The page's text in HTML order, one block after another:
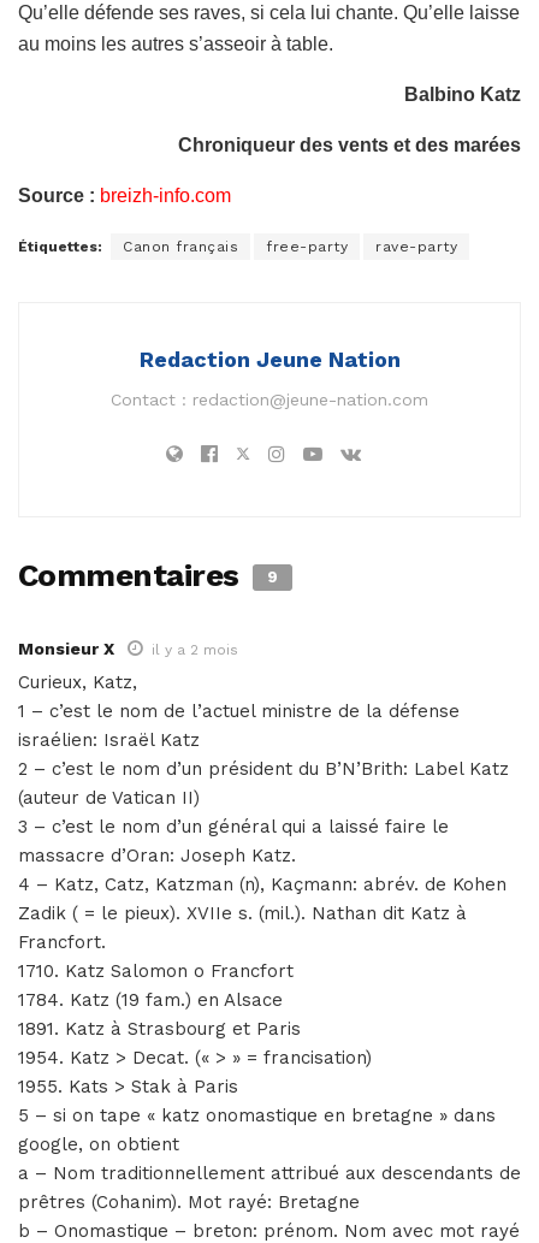
Qu’elle défende ses raves, si cela lui chante. Qu’elle laisse
au moins les autres s’asseoir à table.
Balbino Katz
Chroniqueur des vents et des marées
Source : breizh-info.com
Étiquettes: Canon français free-party rave-party
Redaction Jeune Nation
Contact : redaction@jeune-nation.com
Commentaires 9
Monsieur X il y a 2 mois
Curieux, Katz,
1 – c’est le nom de l’actuel ministre de la défense
israélien: Israël Katz
2 – c’est le nom d’un président du B’N’Brith: Label Katz
(auteur de Vatican II)
3 – c’est le nom d’un général qui a laissé faire le
massacre d’Oran: Joseph Katz.
4 – Katz, Catz, Katzman (n), Kaçmann: abrév. de Kohen
Zadik ( = le pieux). XVIIe s. (mil.). Nathan dit Katz à
Francfort.
1710. Katz Salomon o Francfort
1784. Katz (19 fam.) en Alsace
1891. Katz à Strasbourg et Paris
1954. Katz > Decat. (« > » = francisation)
1955. Kats > Stak à Paris
5 – si on tape « katz onomastique en bretagne » dans
google, on obtient
a – Nom traditionnellement attribué aux descendants de
prêtres (Cohanim). Mot rayé: Bretagne
b – Onomastique – breton: prénom. Nom avec mot rayé